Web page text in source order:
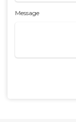
Message